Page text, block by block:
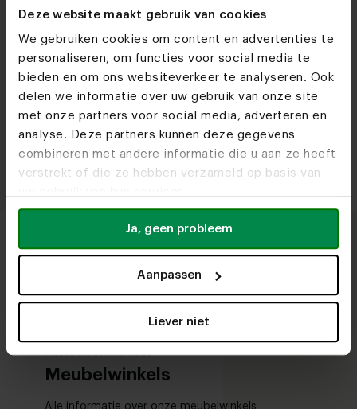
Deze website maakt gebruik van cookies
We gebruiken cookies om content en advertenties te
personaliseren, om functies voor social media te
bieden en om ons websiteverkeer te analyseren. Ook
delen we informatie over uw gebruik van onze site
met onze partners voor social media, adverteren en
analyse. Deze partners kunnen deze gegevens
combineren met andere informatie die u aan ze heeft
verstrekt of die ze hebben verzameld op basis van
Ja, geen probleem
Aanpassen
Liever niet
Garantie en herstellingen
Garantie en herstellingen
Vragen en antwoorden over garantie en
herstellingen van onze meubels.
Meubelwinkelinformatie
Meubelwinkels
Alle informatie over onze meubelwinkels